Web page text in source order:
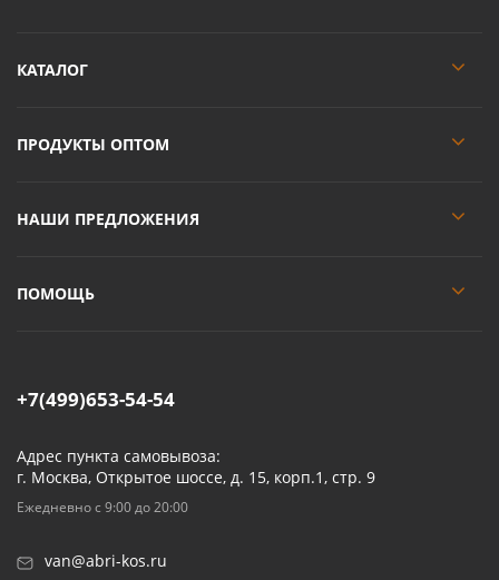
КАТАЛОГ
ПРОДУКТЫ ОПТОМ
НАШИ ПРЕДЛОЖЕНИЯ
ПОМОЩЬ
+7(499)653-54-54
Адрес пункта самовывоза:
г. Москва, Открытое шоссе, д. 15, корп.1, стр. 9
Ежедневно с 9:00 до 20:00
van@abri-kos.ru